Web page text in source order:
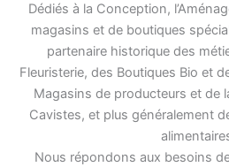
Dédiés à la Conception,
magasins et de boutiques
partenaire historique des
Fleuristerie, des Boutiques Bio et
Magasins de producteurs et de
Cavistes, et plus généralement
Nous répondons aux besoins